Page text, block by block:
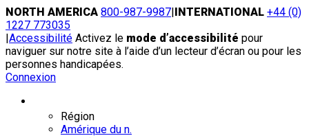
Skip
to
content
NORTH AMERICA 800-987-9987|INTERNATIONAL +44 (0)
1227 773035
|Accessibilité Activez le mode d’accessibilité pour
naviguer sur notre site à l’aide d’un lecteur d’écran ou pour les
personnes handicapées.
Connexion
Région
Amérique du n.